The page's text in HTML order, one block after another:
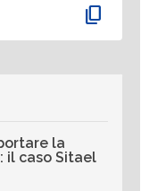
content_copy
la
il caso Sitael